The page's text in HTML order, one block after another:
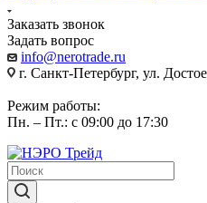
Заказать звонок
Задать вопрос
info@nerotrade.ru
г. Санкт-Петербург, ул.
Режим работы:
Пн. – Пт.: с 09:00 до 17:30